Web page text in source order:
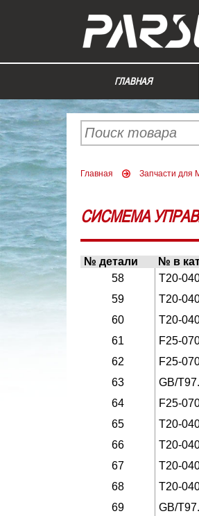
ГЛАВНАЯ
Главная Запчасти для
СИСМЕМА
№ детали № в
58
T20-
59
T20-
60
T20-
61
F25-
62
F25-
63
GB/
64
F25-
65
T20-
66
T20-
67
T20-
68
T20-
69
GB/